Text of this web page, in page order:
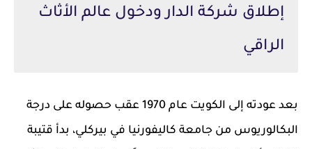
إطلاق شركة الدار ودخول عالم الأثاث
الراقي
بعد عودته إلى الكويت عام 1970 عقب حصوله على درجة
البكالوريوس من جامعة كاليفورنيا في بيركلي، بدأ قتيبة